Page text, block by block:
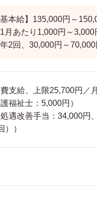
本給】135,000円～
1月あたり1,000円～3,000
年2回、30,000円～70,000
支給、上限25,700円／月
福祉士：5,000円）
遇改善手当：34,000円
））